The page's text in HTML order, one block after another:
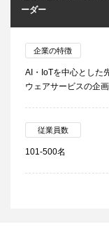
ーダー
企業の特徴
AI・IoTを中心とした
ウェアサービスの企
従業員数
101-500名